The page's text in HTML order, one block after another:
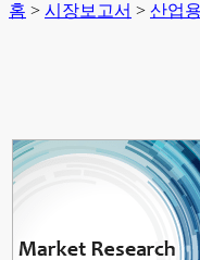
홈 > 시장보고서 > 산업